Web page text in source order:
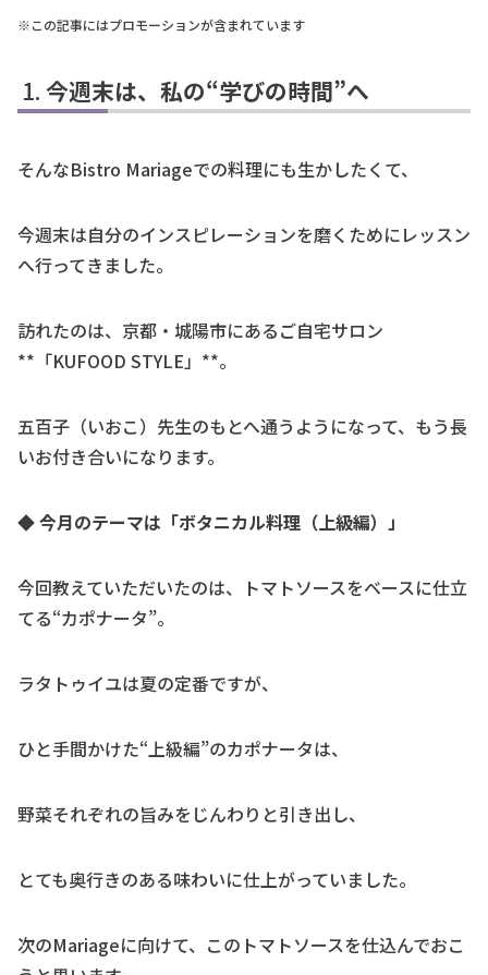
※この記事にはプロモーションが含まれています
今週末は、私の“学びの時間”へ
そんなBistro Mariageでの料理にも生かしたくて、
今週末は自分のインスピレーションを磨くためにレッスン
へ行ってきました。
訪れたのは、京都・城陽市にあるご自宅サロン
**「KUFOOD STYLE」**。
五百子（いおこ）先生のもとへ通うようになって、もう長
いお付き合いになります。
◆ 今月のテーマは「ボタニカル料理（上級編）」
今回教えていただいたのは、トマトソースをベースに仕立
てる“カポナータ”。
ラタトゥイユは夏の定番ですが、
ひと手間かけた“上級編”のカポナータは、
野菜それぞれの旨みをじんわりと引き出し、
とても奥行きのある味わいに仕上がっていました。
次のMariageに向けて、このトマトソースを仕込んでおこ